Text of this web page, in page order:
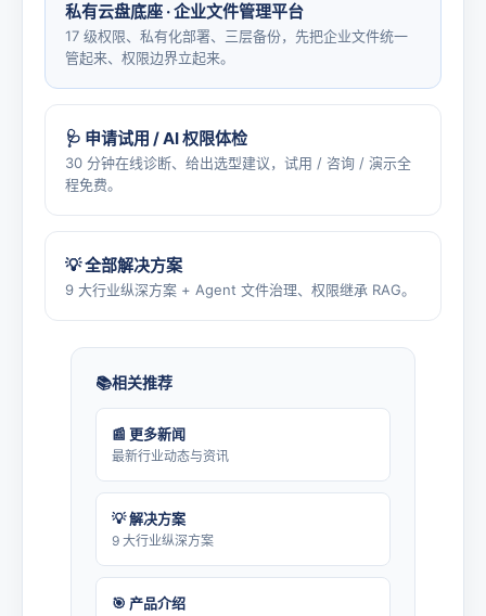
私有云盘底座 · 企业文件管理平台
17 级权限、私有化部署、三层备份，先把企业文件统一
管起来、权限边界立起来。
🩺 申请试用 / AI 权限体检
30 分钟在线诊断、给出选型建议，试用 / 咨询 / 演示全
程免费。
💡 全部解决方案
9 大行业纵深方案 + Agent 文件治理、权限继承 RAG。
相关推荐
📰 更多新闻
最新行业动态与资讯
💡 解决方案
9 大行业纵深方案
🎯 产品介绍